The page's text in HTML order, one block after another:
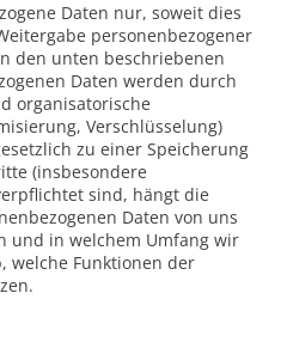
Daten nur, soweit dies
personenbezogener
den unten beschriebenen
Daten werden durch
organisatorische
Verschlüsselung)
zu einer Speicherung
(insbesondere
sind, hängt die
Daten von uns
und in welchem Umfang wir
welche Funktionen der